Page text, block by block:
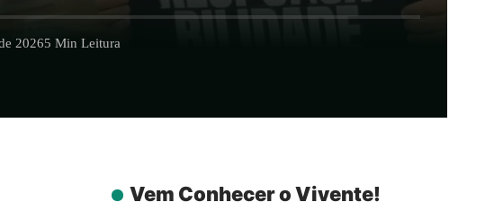
20265 Min Leitura
Vem Conhecer o Vivente!